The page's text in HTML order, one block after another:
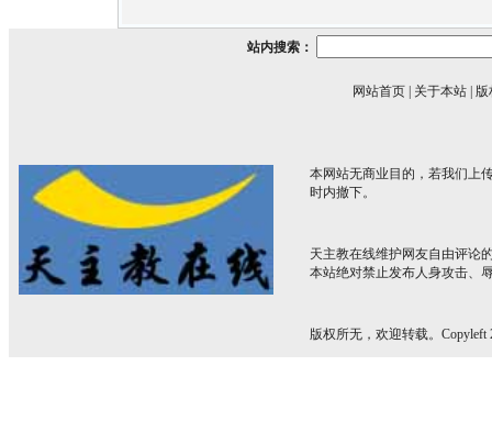
站内搜索：
网站首页 关于本站 版
本网站无商业目的，若我们上
时内撤下。
天主教在线维护网友自由评论
本站绝对禁止发布人身攻击、
版权所无，欢迎转载。